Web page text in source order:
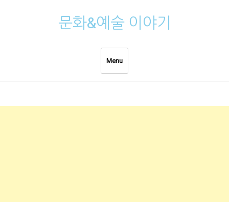
문화&예술 이야기
Menu